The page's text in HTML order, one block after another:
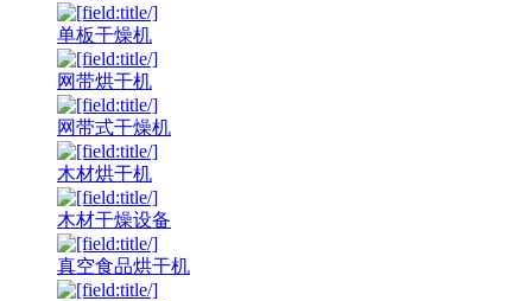
单板干燥机
网带烘干机
网带式干燥机
木材烘干机
木材干燥设备
真空食品烘干机